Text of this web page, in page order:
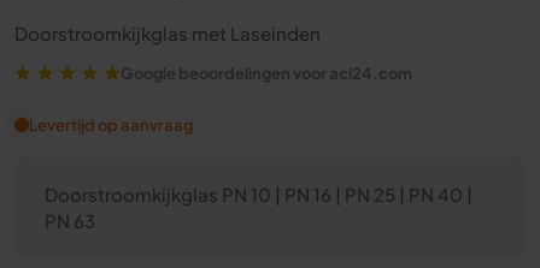
Doorstroomkijkglas met Laseinden
Google beoordelingen voor aci24.com
Levertijd op aanvraag
Doorstroomkijkglas PN 10 | PN 16 | PN 25 | PN 40 |
PN 63